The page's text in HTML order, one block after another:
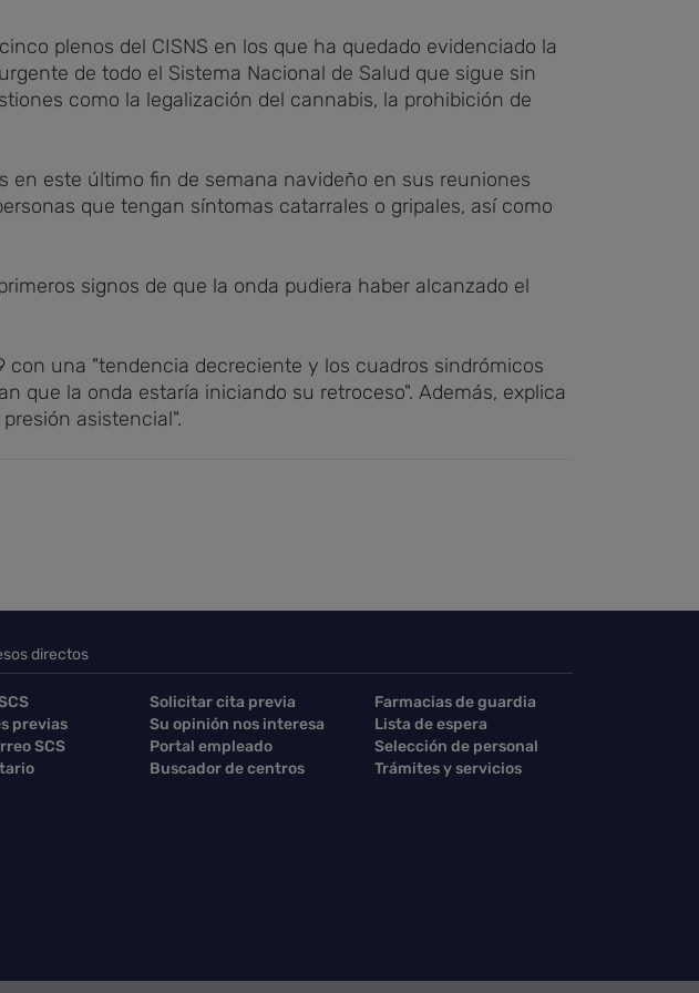
plenos del CISNS en los que ha quedado evidenciado la
de todo el Sistema Nacional de Salud que sigue sin
como la legalización del cannabis, la prohibición de
en este último fin de semana navideño en sus reuniones
que tengan síntomas catarrales o gripales, así como
signos de que la onda pudiera haber alcanzado el
una "tendencia decreciente y los cuadros sindrómicos
que la onda estaría iniciando su retroceso". Además, explica
asistencial".
directos
Solicitar cita previa
Farmacias de guardia
previas
Su opinión nos interesa
Lista de espera
SCS
Portal empleado
Selección de personal
Buscador de centros Trámites y servicios